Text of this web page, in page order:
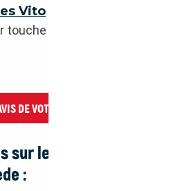
Vito
de luxe à vos bivouacs
DE VOTRE COURTIER AUTO
sur les véhicules à
: